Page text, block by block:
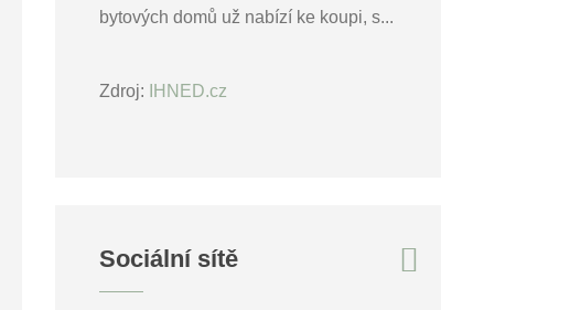
bytových domů už nabízí ke koupi, s...
Zdroj: IHNED.cz
Sociální sítě